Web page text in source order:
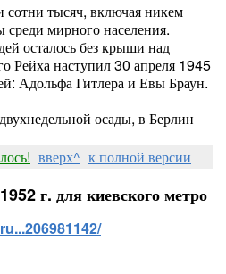
сотни тысяч, включая никем
мирного населения.
осталось без крыши над
Рейха наступил 30 апреля 1945
Адольфа Гитлера и Евы Браун.
осады, в Берлин
вверх^ к полной версии
г. для киевского метро